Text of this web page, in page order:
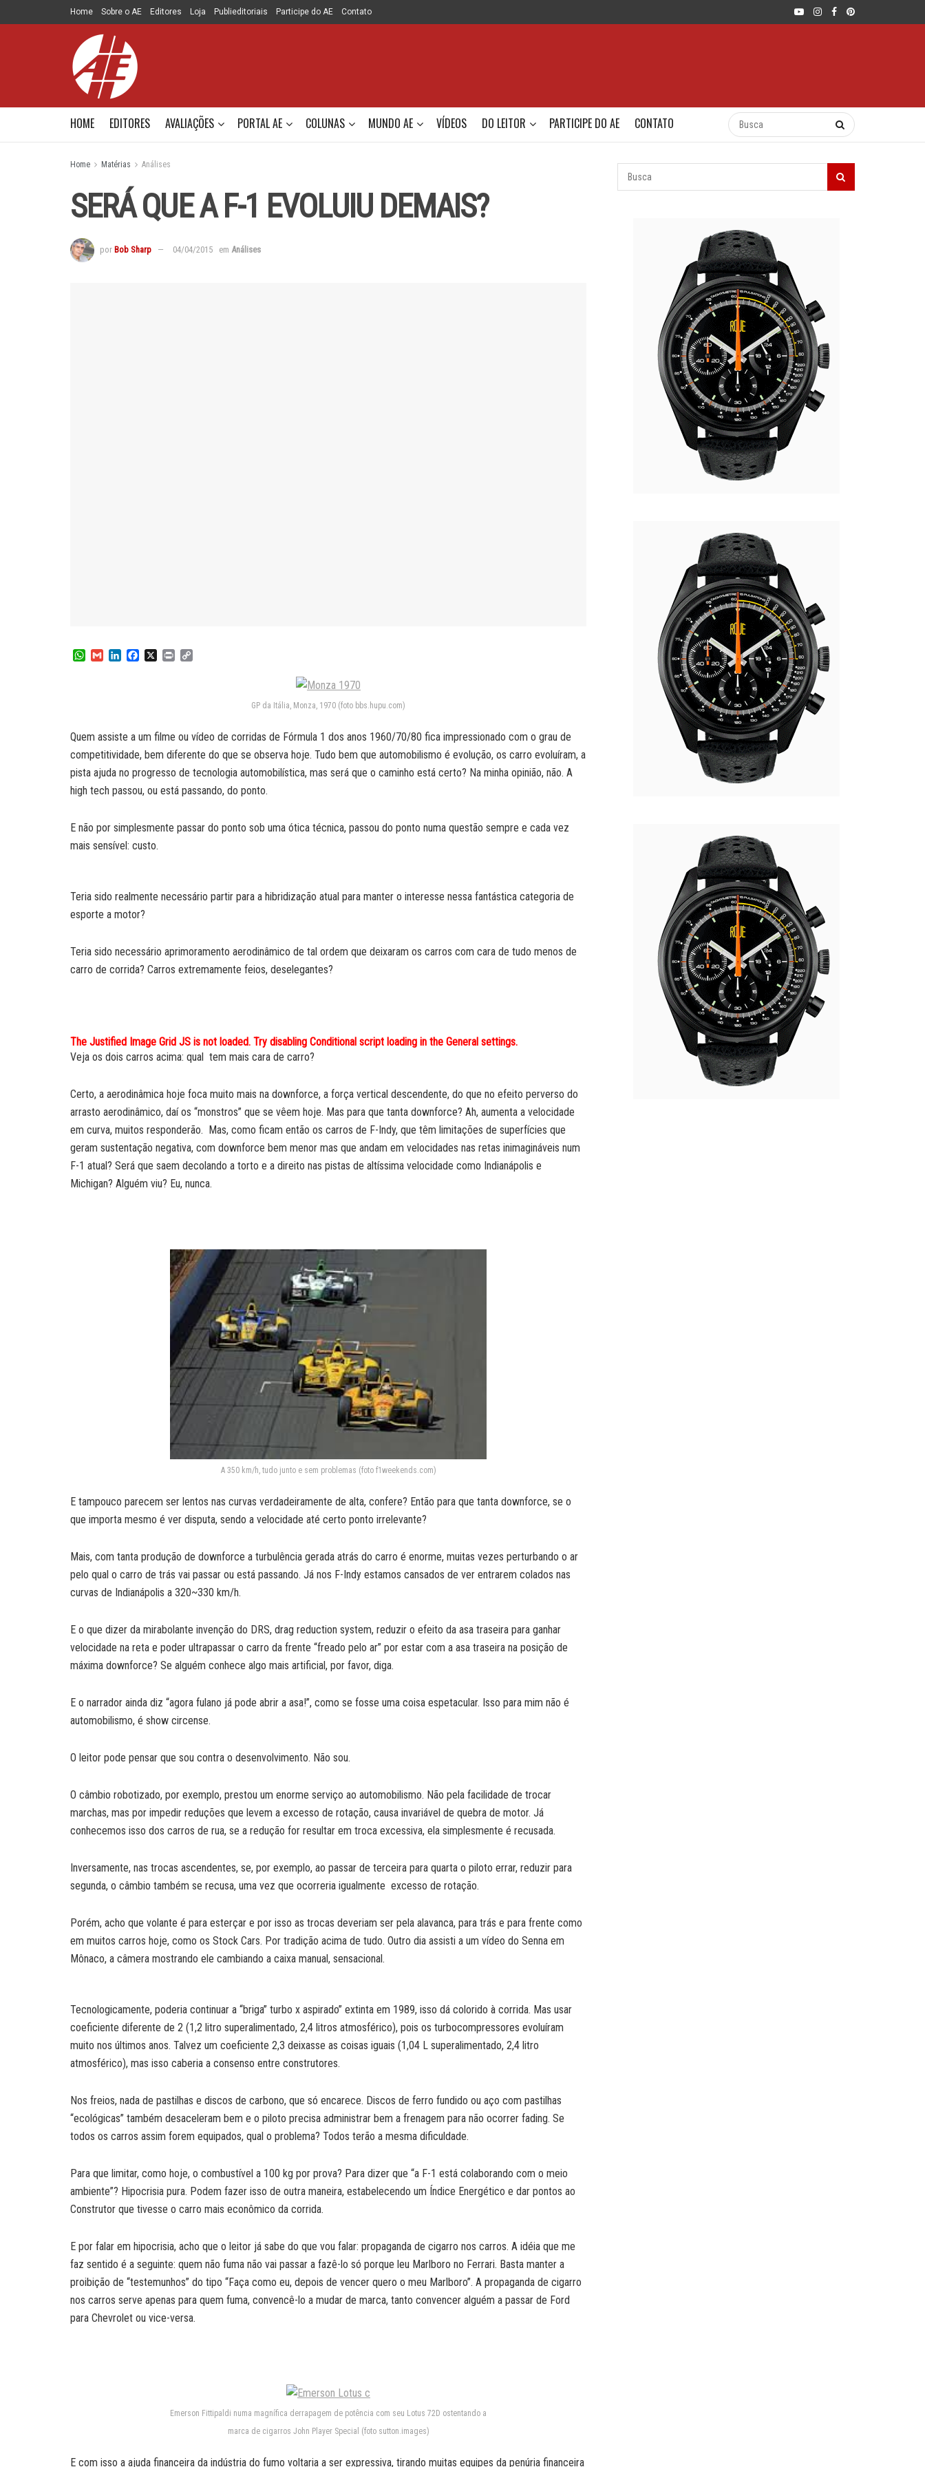
Home Sobre o AE Editores Loja Publieditoriais Participe do AE Contato
HOME EDITORES AVALIAÇÕES PORTAL AE COLUNAS MUNDO AE VÍDEOS DO LEITOR PARTICIPE DO AE CONTATO
Home Matérias Análises
SERÁ QUE A F-1 EVOLUIU DEMAIS?
por Bob Sharp 04/04/2015 em Análises
W
p
G
n
k
X
P
n
k
GP da Itália, Monza, 1970 (foto bbs.hupu.com)
Quem assiste a um filme ou vídeo de corridas de Fórmula 1 dos anos 1960/70/80 fica impressionado com o grau de
competitividade, bem diferente do que se observa hoje. Tudo bem que automobilismo é evolução, os carro evoluíram, a
pista ajuda no progresso de tecnologia automobilística, mas será que o caminho está certo? Na minha opinião, não. A
high tech passou, ou está passando, do ponto.
E não por simplesmente passar do ponto sob uma ótica técnica, passou do ponto numa questão sempre e cada vez
mais sensível: custo.
Teria sido realmente necessário partir para a hibridização atual para manter o interesse nessa fantástica categoria de
esporte a motor?
Teria sido necessário aprimoramento aerodinâmico de tal ordem que deixaram os carros com cara de tudo menos de
carro de corrida? Carros extremamente feios, deselegantes?
The Justified Image Grid JS is not loaded. Try disabling Conditional script loading in the General settings.
Veja os dois carros acima: qual tem mais cara de carro?
Certo, a aerodinâmica hoje foca muito mais na downforce, a força vertical descendente, do que no efeito perverso do
arrasto aerodinâmico, daí os “monstros” que se vêem hoje. Mas para que tanta downforce? Ah, aumenta a velocidade
em curva, muitos responderão. Mas, como ficam então os carros de F-Indy, que têm limitações de superfícies que
geram sustentação negativa, com downforce bem menor mas que andam em velocidades nas retas inimagináveis num
F-1 atual? Será que saem decolando a torto e a direito nas pistas de altíssima velocidade como Indianápolis e
Michigan? Alguém viu? Eu, nunca.
A 350 km/h, tudo junto e sem problemas (foto f1weekends.com)
E tampouco parecem ser lentos nas curvas verdadeiramente de alta, confere? Então para que tanta downforce, se o
que importa mesmo é ver disputa, sendo a velocidade até certo ponto irrelevante?
Mais, com tanta produção de downforce a turbulência gerada atrás do carro é enorme, muitas vezes perturbando o ar
pelo qual o carro de trás vai passar ou está passando. Já nos F-Indy estamos cansados de ver entrarem colados nas
curvas de Indianápolis a 320~330 km/h.
E o que dizer da mirabolante invenção do DRS, drag reduction system, reduzir o efeito da asa traseira para ganhar
velocidade na reta e poder ultrapassar o carro da frente “freado pelo ar” por estar com a asa traseira na posição de
máxima downforce? Se alguém conhece algo mais artificial, por favor, diga.
E o narrador ainda diz “agora fulano já pode abrir a asa!”, como se fosse uma coisa espetacular. Isso para mim não é
automobilismo, é show circense.
O leitor pode pensar que sou contra o desenvolvimento. Não sou.
O câmbio robotizado, por exemplo, prestou um enorme serviço ao automobilismo. Não pela facilidade de trocar
marchas, mas por impedir reduções que levem a excesso de rotação, causa invariável de quebra de motor. Já
conhecemos isso dos carros de rua, se a redução for resultar em troca excessiva, ela simplesmente é recusada.
Inversamente, nas trocas ascendentes, se, por exemplo, ao passar de terceira para quarta o piloto errar, reduzir para
segunda, o câmbio também se recusa, uma vez que ocorreria igualmente excesso de rotação.
Porém, acho que volante é para esterçar e por isso as trocas deveriam ser pela alavanca, para trás e para frente como
em muitos carros hoje, como os Stock Cars. Por tradição acima de tudo. Outro dia assisti a um vídeo do Senna em
Mônaco, a câmera mostrando ele cambiando a caixa manual, sensacional.
Tecnologicamente, poderia continuar a “briga” turbo x aspirado” extinta em 1989, isso dá colorido à corrida. Mas usar
coeficiente diferente de 2 (1,2 litro superalimentado, 2,4 litros atmosférico), pois os turbocompressores evoluíram
muito nos últimos anos. Talvez um coeficiente 2,3 deixasse as coisas iguais (1,04 L superalimentado, 2,4 litro
atmosférico), mas isso caberia a consenso entre construtores.
Nos freios, nada de pastilhas e discos de carbono, que só encarece. Discos de ferro fundido ou aço com pastilhas
“ecológicas” também desaceleram bem e o piloto precisa administrar bem a frenagem para não ocorrer fading. Se
todos os carros assim forem equipados, qual o problema? Todos terão a mesma dificuldade.
Para que limitar, como hoje, o combustível a 100 kg por prova? Para dizer que “a F-1 está colaborando com o meio
ambiente”? Hipocrisia pura. Podem fazer isso de outra maneira, estabelecendo um Índice Energético e dar pontos ao
Construtor que tivesse o carro mais econômico da corrida.
E por falar em hipocrisia, acho que o leitor já sabe do que vou falar: propaganda de cigarro nos carros. A idéia que me
faz sentido é a seguinte: quem não fuma não vai passar a fazê-lo só porque leu Marlboro no Ferrari. Basta manter a
proibição de “testemunhos” do tipo “Faça como eu, depois de vencer quero o meu Marlboro”. A propaganda de cigarro
nos carros serve apenas para quem fuma, convencê-lo a mudar de marca, tanto convencer alguém a passar de Ford
para Chevrolet ou vice-versa.
Emerson Fittipaldi numa magnífica derrapagem de potência com seu Lotus 72D ostentando a
marca de cigarros John Player Special (foto sutton.images)
E com isso a ajuda financeira da indústria do fumo voltaria a ser expressiva, tirando muitas equipes da penúria financeira